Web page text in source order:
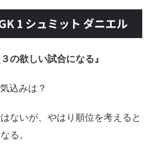
1 シュミット ダニエル
の欲しい試合になる』
込みは？
ないが、やはり順位を考えると
る。